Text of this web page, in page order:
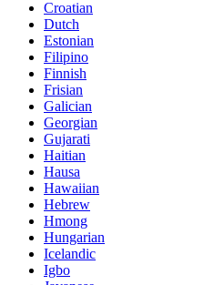
Croatian
Dutch
Estonian
Filipino
Finnish
Frisian
Galician
Georgian
Gujarati
Haitian
Hausa
Hawaiian
Hebrew
Hmong
Hungarian
Icelandic
Igbo